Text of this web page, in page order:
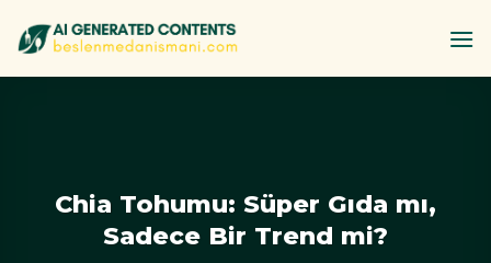
atla
Chia Tohumu: Süper Gıda mı,
Sadece Bir Trend mi?